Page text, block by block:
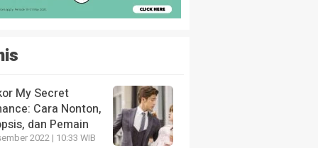
My Secret
Cara Nonton,
dan Pemain
2022 | 10:33 WIB